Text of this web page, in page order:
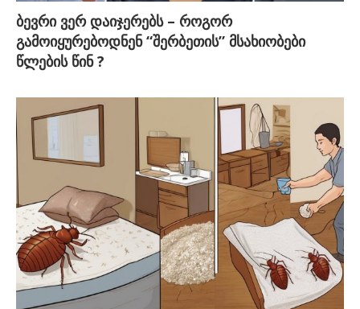
ბევრი ვერ დაიჯერებს – როგორ
გამოიყურებოდნენ “შერბეთის” მსახიობები
წლების წინ ?